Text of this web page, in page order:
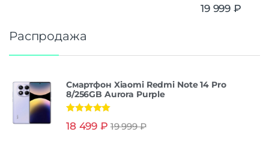
19 999 ₽
Распродажа
Смартфон Xiaomi Redmi Note 14 Pro
8/256GB Aurora Purple
из 5
18 499 ₽ 19 999₽